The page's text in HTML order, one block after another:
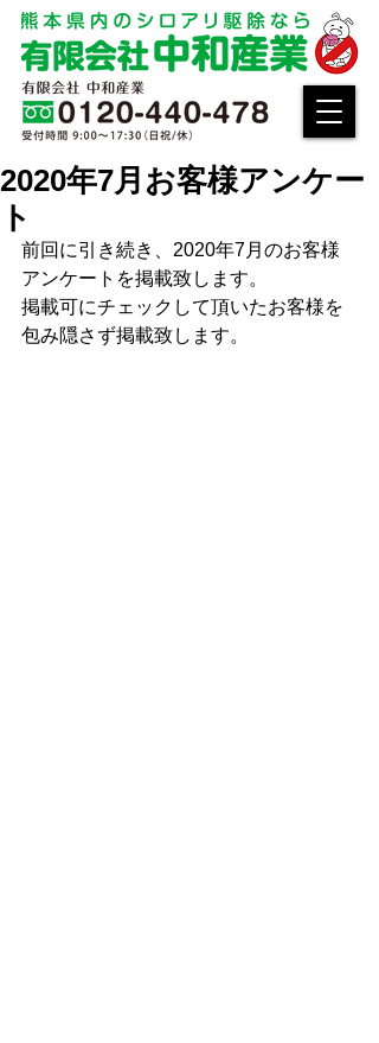
2020年7月お客様アンケー
ト
前回に引き続き、2020年7月のお客様
アンケートを掲載致します。
掲載可にチェックして頂いたお客様を
包み隠さず掲載致します。